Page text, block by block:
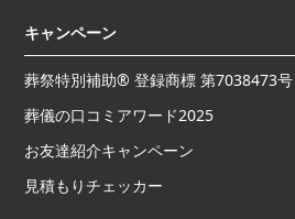
キャンペーン
葬祭特別補助® 登録商標 第7038473号
葬儀の口コミアワード2025
お友達紹介キャンペーン
見積もりチェッカー